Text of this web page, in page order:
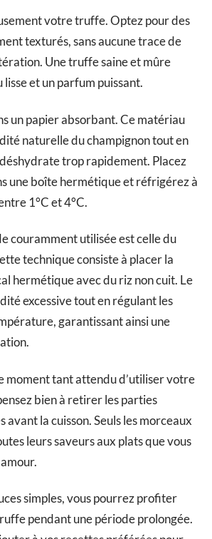
votre truffe. Optez pour des
texturés, sans aucune trace de
Une truffe saine et mûre
lisse et un parfum puissant.
un papier absorbant. Ce matériau
naturelle du champignon tout en
trop rapidement. Placez
une boîte hermétique et réfrigérez à
1°C et 4°C.
couramment utilisée est celle du
technique consiste à placer la
hermétique avec du riz non cuit. Le
excessive tout en régulant les
garantissant ainsi une
moment tant attendu d’utiliser votre
bien à retirer les parties
avant la cuisson. Seuls les morceaux
leurs saveurs aux plats que vous
simples, vous pourrez profiter
pendant une période prolongée.